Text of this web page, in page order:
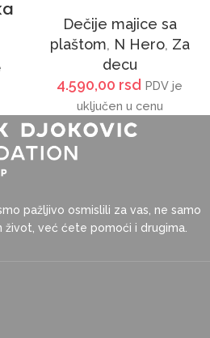
Dečije majice sa
plaštom, N Hero, Za
decu
4.590,00 rsd PDV je
uključen u cenu
pažljivo osmislili za vas, ne samo
već ćete pomoći i drugima.